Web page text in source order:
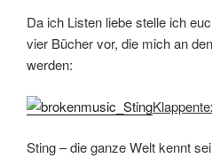
Da ich Listen liebe stelle ich
vier Bücher vor, die mich an
werden:
Sting – die ganze Welt kennt